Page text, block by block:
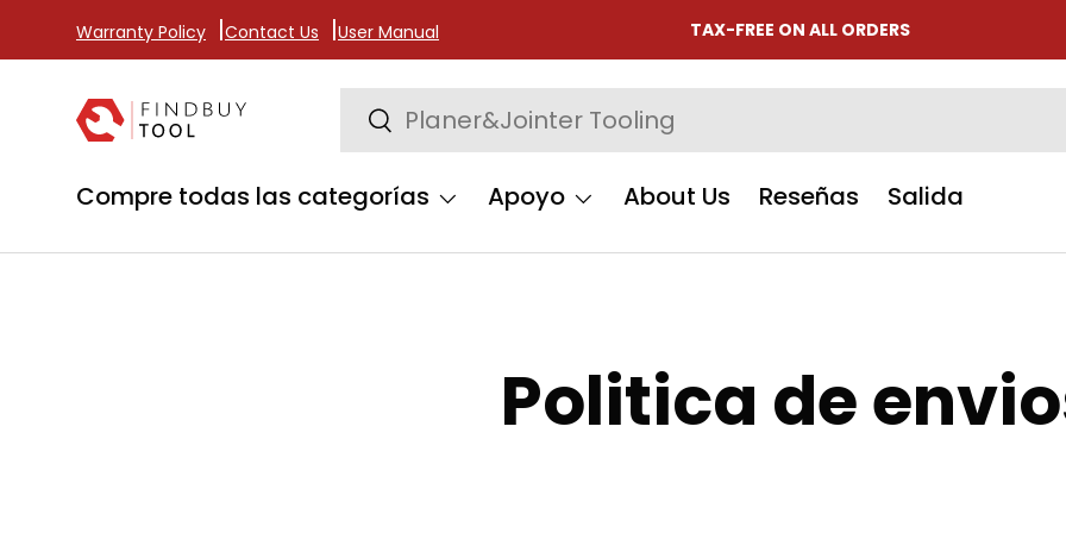
Ir al contenido
Warranty Policy Contact Us User Manual TAX-FREE ON ALL ORDERS
Buscar
Buscar
Compre todas las categorías
Apoyo About Us Reseñas Salida
Politica de